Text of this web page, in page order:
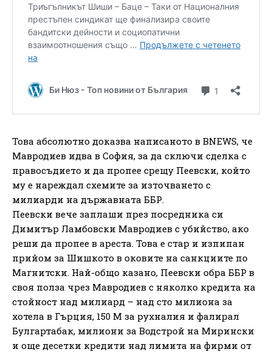
Това абсолютно доказва написаното в BNEWS, че
Мавродиев идва в София, за да сключи сделка с
правосъдието и да пропее срещу Пеевски, който
му е нареждал схемите за източването с
милиарди на държавната ББР.
Пеевски вече заплаши през посредника си
Димитър Ламбовски Мавродиев с убийство, ако
реши да пропее в ареста. Това е стар и изпипан
прийом за Шишкото в оковите на санкциите по
Магнитски. Най-общо казано, Пеевски обра ББР в
своя полза чрез Мавродиев с няколко кредита на
стойност над милиард – над сто милиона за
хотела в Гърция, 150 М за рухналия и фалирал
Булгартабак, милиони за Водстрой на Мирински
и още десетки кредити над лимита на фирми от